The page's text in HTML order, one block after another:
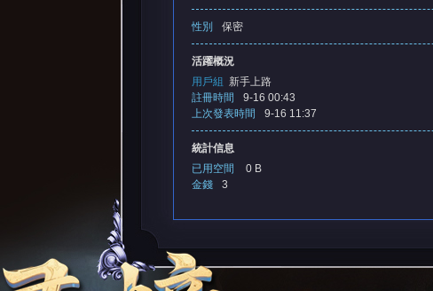
天
性別 保密
活躍概況
用戶組
新手上路
註冊時間
9-16 00:43
上次發表時間
9-16 11:37
統計信息
已用空間
0 B
金錢
3